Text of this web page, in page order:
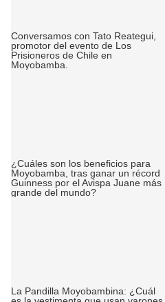
Conversamos con Tato Reategui,
promotor del evento de Los
Prisioneros de Chile en
Moyobamba.
¿Cuáles son los beneficios para
Moyobamba, tras ganar un récord
Guinness por el Avispa Juane más
grande del mundo?
La Pandilla Moyobambina: ¿Cuál